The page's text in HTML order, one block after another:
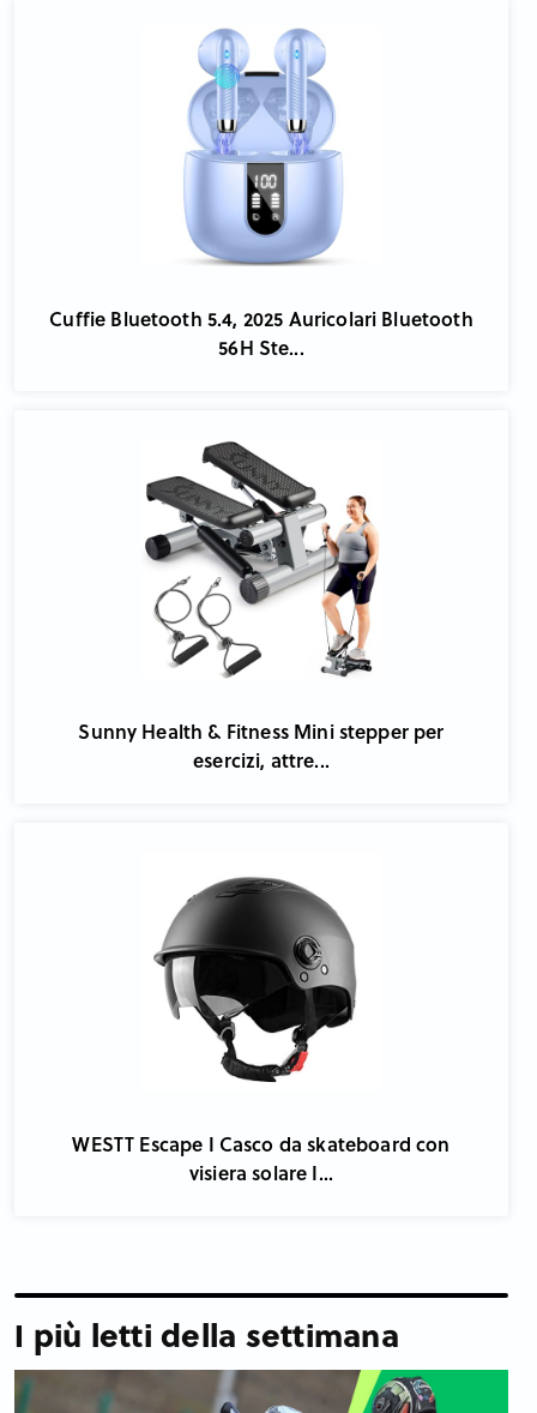
Cuffie Bluetooth 5.4, 2025 Auricolari Bluetooth
56H Ste...
Sunny Health & Fitness Mini stepper per
esercizi, attre...
WESTT Escape I Casco da skateboard con
visiera solare I...
I più letti della settimana